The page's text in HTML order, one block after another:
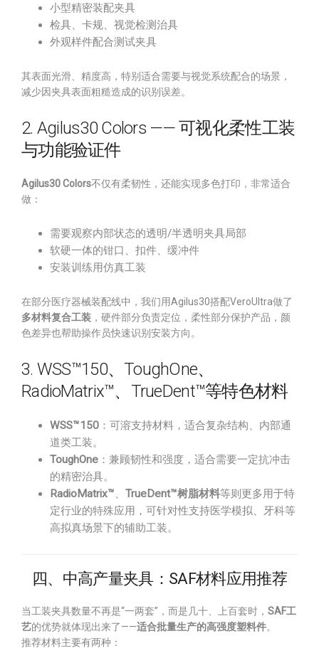
小型精密装配夹具
检具、卡规、视觉检测治具
外观样件配合测试夹具
其表面光滑、精度高，特别适合需要与视觉系统配合的场景，
减少因夹具表面粗糙造成的识别误差。
2. Agilus30 Colors —— 可视化柔性工装
与功能验证件
Agilus30 Colors不仅有柔韧性，还能实现多色打印，非常适合
做：
需要观察内部状态的透明/半透明夹具局部
软硬一体的钳口、扣件、缓冲件
安装训练用仿真工装
在部分医疗器械装配线中，我们用Agilus30搭配VeroUltra做了
多材料复合工装 ，硬件部分负责定位，柔性部分保护产品，颜
色差异也帮助操作员快速识别安装方向。
3. WSS™150、ToughOne、
RadioMatrix™、TrueDent™等特色材料
WSS™150 ：可溶支持材料，适合复杂结构、内部通
道类工装。
ToughOne ：兼顾韧性和强度，适合需要一定抗冲击
的精密治具。
RadioMatrix™、 TrueDent™树脂材料等则更多用于特
定行业的特殊应用，可针对性支持医学模拟、牙科等
高拟真场景下的辅助工装。
四、中高产量夹具：SAF材料应用推荐
当工装夹具数量不再是“一两套”，而是几十、上百套时， SAF工
艺的优势就体现出来了——适合批量生产的高强度塑料件。
推荐材料主要有两种：